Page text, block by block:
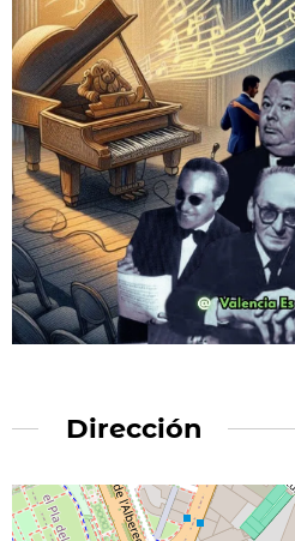
Dirección